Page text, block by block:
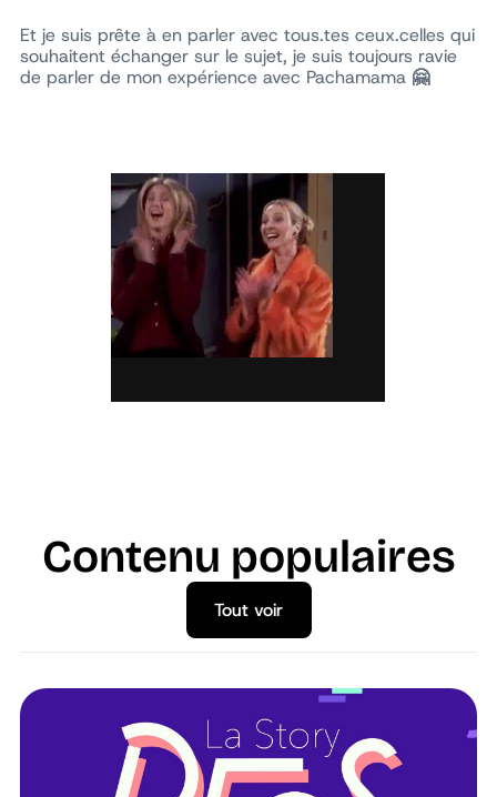
Et je suis prête à en parler avec tous.tes ceux.celles qui
souhaitent échanger sur le sujet, je suis toujours ravie
de parler de mon expérience avec Pachamama 🤗
Contenu populaires
Tout voir
Tout voir